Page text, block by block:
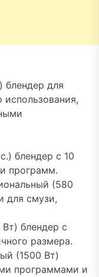
для
блендер с 10
программ.
(580
для смузи,
блендер с
размера.
(1500 Вт)
программами и